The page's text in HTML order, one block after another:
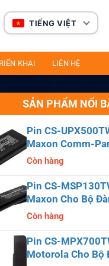
TIẾNG VIỆT
KHAI LIÊN HỆ
SẢN PHẨM NỔI
Pin CS-
Maxon Comm-
CP0150, CP0511,
Còn hàng
Pin CS-
Maxon Cho Bộ
SP140, SP150,
Còn hàng
Pin CS-
Motorola Cho Bộ